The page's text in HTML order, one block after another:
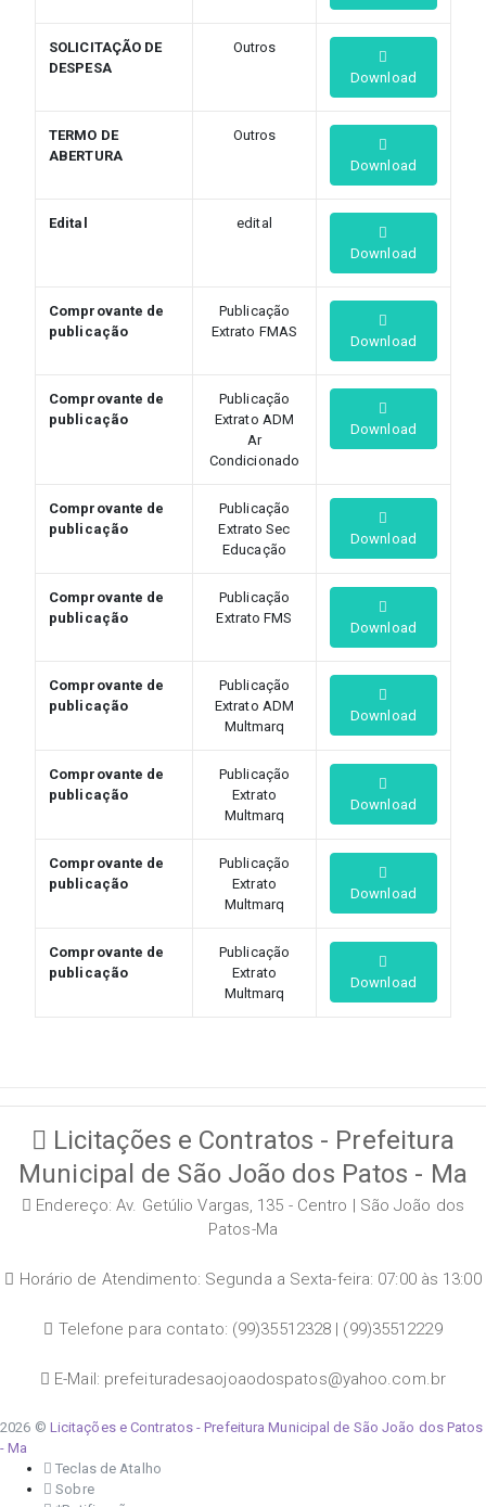
SOLICITAÇÃO DE
DESPESA
Outros
Download
TERMO DE
ABERTURA
Outros
Download
Edital
edital
Download
Comprovante de
publicação
Publicação
Extrato FMAS
Download
Comprovante de
publicação
Publicação
Extrato ADM
Ar
Condicionado
Download
Comprovante de
publicação
Publicação
Extrato Sec
Educação
Download
Comprovante de
publicação
Publicação
Extrato FMS
Download
Comprovante de
publicação
Publicação
Extrato ADM
Multmarq
Download
Comprovante de
publicação
Publicação
Extrato
Multmarq
Download
Comprovante de
publicação
Publicação
Extrato
Multmarq
Download
Comprovante de
publicação
Publicação
Extrato
Multmarq
Download
Licitações e Contratos - Prefeitura
Municipal de São João dos Patos - Ma
Endereço: Av. Getúlio Vargas, 135 - Centro | São João dos
Patos-Ma
Horário de Atendimento: Segunda a Sexta-feira: 07:00 às 13:00
Telefone para contato: (99)35512328 | (99)35512229
E-Mail: prefeituradesaojoaodospatos@yahoo.com.br
2026 © Licitações e Contratos - Prefeitura Municipal de São João dos Patos
- Ma
Teclas de Atalho
Sobre